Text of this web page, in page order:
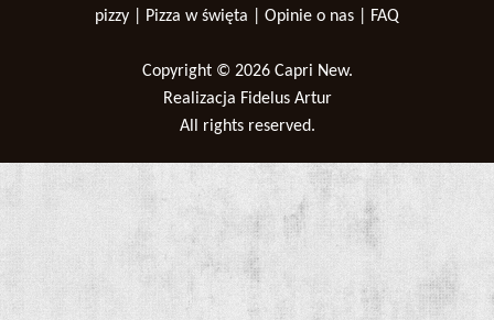
pizzy
Pizza w święta Opinie o nas FAQ
Copyright © 2026 Capri New.
Realizacja Fidelus Artur
All rights reserved.